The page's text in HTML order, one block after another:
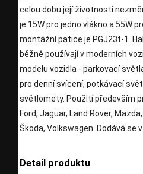
celou dobu její životnosti
je 15W pro jedno vlákno a 55W
montážní patice je PGJ23t-1.
běžně používají v moderních
modelu vozidla - parkovací
pro denní svícení, potkávací
světlomety. Použití především
Ford, Jaguar, Land Rover,
Škoda, Volkswagen. Dodává se
Detail produktu